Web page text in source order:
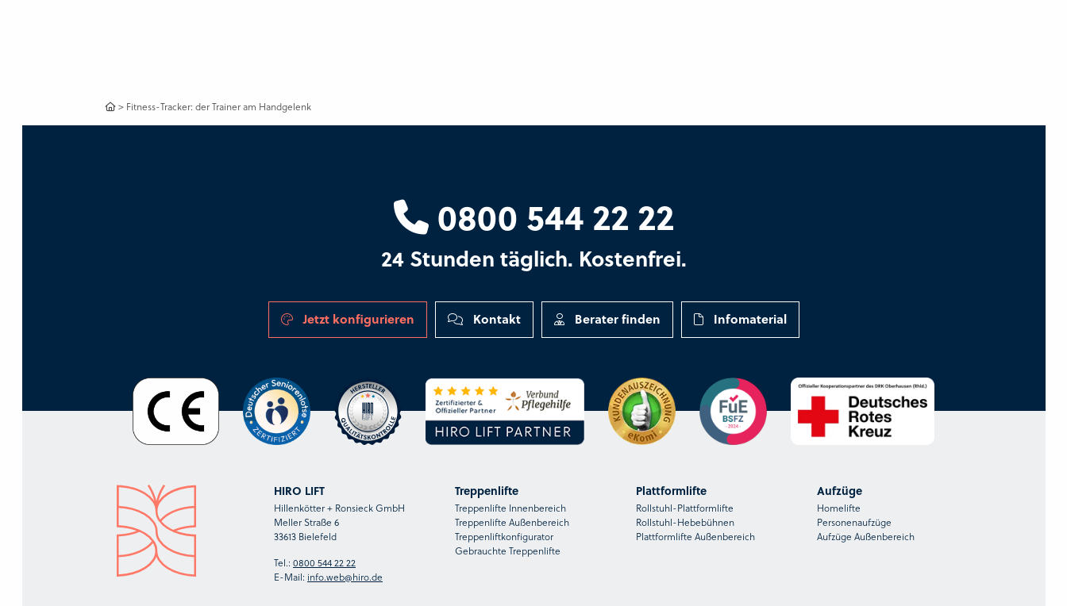
> Fitness-Tracker: der Trainer am Handgelenk
0800 544 22 22
24 Stunden täglich. Kostenfrei.
Jetzt konfigurieren Kontakt Berater finden Infomaterial
HIRO LIFT
Hillenkötter + Ronsieck GmbH
Meller Straße 6
33613 Bielefeld
Tel.: 0800 544 22 22
E-Mail: info.web@hiro.de
Treppenlifte
Treppenlifte Innenbereich
Treppenlifte Außenbereich
Treppenliftkonfigurator
Gebrauchte Treppenlifte
Plattformlifte
Rollstuhl-Plattformlifte
Rollstuhl-Hebebühnen
Plattformlifte Außenbereich
Aufzüge
Homelifte
Personenaufzüge
Aufzüge Außenbereich